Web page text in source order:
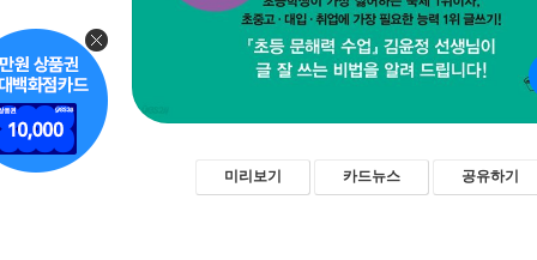
미리보기 카드뉴스 공유하기